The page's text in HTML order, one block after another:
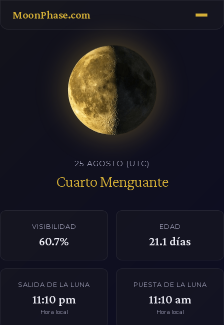
MoonPhase.com
25 AGOSTO (UTC)
Cuarto Menguante
VISIBILIDAD
60.7%
EDAD
21.1 días
SALIDA DE LA LUNA
11:10 pm
Hora local
PUESTA DE LA LUNA
11:10 am
Hora local